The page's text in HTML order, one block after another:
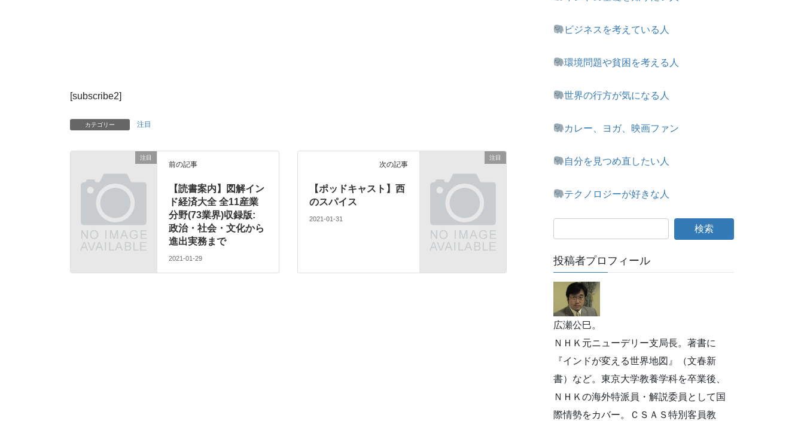
[subscribe2]
カテゴリー 注目
注目
前の記事
【読書案内】図解イン
ド経済大全 全11産業
分野(73業界)収録版:
政治・社会・文化から
進出実務まで
2021-01-29
注目
次の記事
【ポッドキャスト】西
のスパイス
2021-01-31
ビジネスを考えている人
環境問題や貧困を考える人
世界の行方が気になる人
カレー、ヨガ、映画ファン
自分を見つめ直したい人
テクノロジーが好きな人
投稿者プロフィール
広瀬公巳。
ＮＨＫ元ニューデリー支局長。著書に
『インドが変える世界地図』（文春新
書）など。東京大学教養学科を卒業後、
ＮＨＫの海外特派員・解説委員として国
際情勢をカバー。ＣＳＡＳ特別客員教